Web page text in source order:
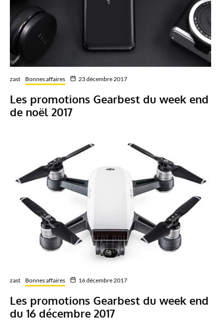
zast Bonnes affaires 23 décembre 2017
Les promotions Gearbest du week end
de noël 2017
zast Bonnes affaires 16 décembre 2017
Les promotions Gearbest du week end
du 16 décembre 2017